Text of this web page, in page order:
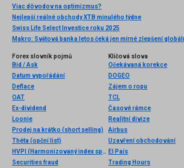
Viac dôvodov na optimizmus?
Nejlepší reálné obchody XTB minulého týdne
Swiss Life Select Investice roku 2025
Forex slovník pojmů
Bid / Ask
Datum vypořádání
Deflace
OAT
Ex-dividend
Loonie
Prodej na krátko (short selling)
Théta (opční list)
HVPI (Harmonizovaný index spotřebitelských cen)
Securities fraud
Klíčová slova
Očekávaná korekce
DOGEO
Zájem o ropu
TCL
Časové rámce
Realitní divize
Airbus
Uzavření obchodování
El País
Trading Hours